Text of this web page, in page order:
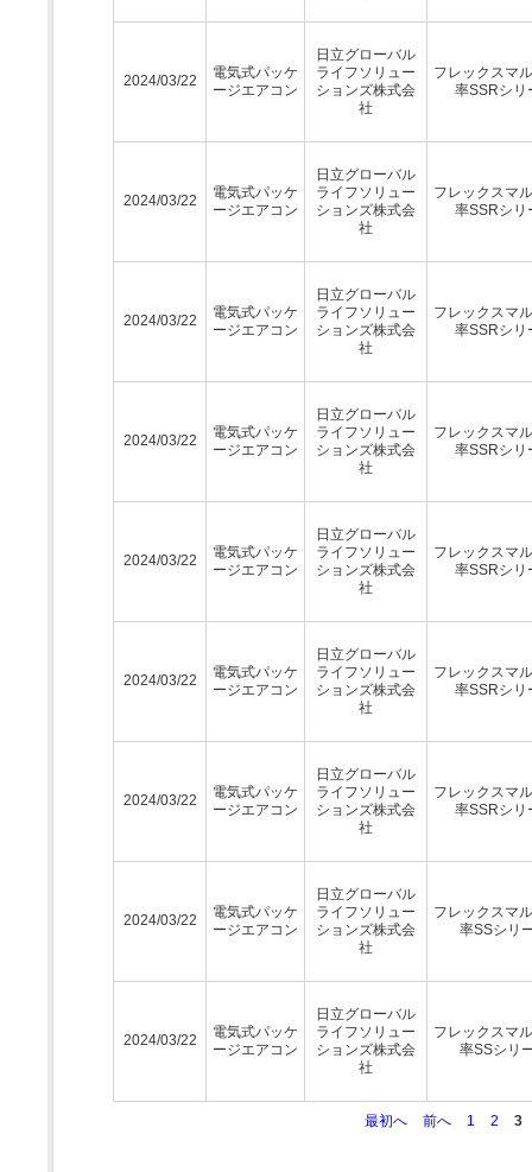
2024/03/22
電気式パッケ
ージエアコン
日立グローバル
ライフソリュー
ションズ株式会
社
フレックスマ
率SSRシリ
2024/03/22
電気式パッケ
ージエアコン
日立グローバル
ライフソリュー
ションズ株式会
社
フレックスマ
率SSRシリ
2024/03/22
電気式パッケ
ージエアコン
日立グローバル
ライフソリュー
ションズ株式会
社
フレックスマ
率SSRシリ
2024/03/22
電気式パッケ
ージエアコン
日立グローバル
ライフソリュー
ションズ株式会
社
フレックスマ
率SSRシリ
2024/03/22
電気式パッケ
ージエアコン
日立グローバル
ライフソリュー
ションズ株式会
社
フレックスマ
率SSRシリ
2024/03/22
電気式パッケ
ージエアコン
日立グローバル
ライフソリュー
ションズ株式会
社
フレックスマ
率SSRシリ
2024/03/22
電気式パッケ
ージエアコン
日立グローバル
ライフソリュー
ションズ株式会
社
フレックスマ
率SSRシリ
2024/03/22
電気式パッケ
ージエアコン
日立グローバル
ライフソリュー
ションズ株式会
社
フレックスマ
率SSシリ
2024/03/22
電気式パッケ
ージエアコン
日立グローバル
ライフソリュー
ションズ株式会
社
フレックスマ
率SSシリ
最初へ 前へ 1 2 3